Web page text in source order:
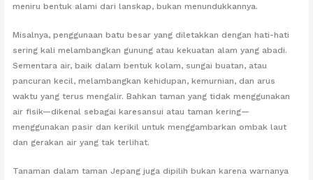
meniru bentuk alami dari lanskap, bukan menundukkannya.
Misalnya, penggunaan batu besar yang diletakkan dengan hati-hati
sering kali melambangkan gunung atau kekuatan alam yang abadi.
Sementara air, baik dalam bentuk kolam, sungai buatan, atau
pancuran kecil, melambangkan kehidupan, kemurnian, dan arus
waktu yang terus mengalir. Bahkan taman yang tidak menggunakan
air fisik—dikenal sebagai karesansui atau taman kering—
menggunakan pasir dan kerikil untuk menggambarkan ombak laut
dan gerakan air yang tak terlihat.
Tanaman dalam taman Jepang juga dipilih bukan karena warnanya